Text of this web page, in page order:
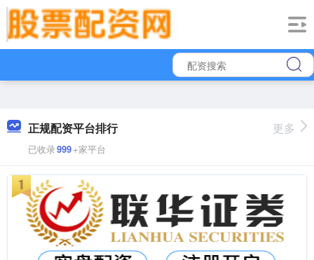
正规配资平台排行
已收录999+家平台
更多